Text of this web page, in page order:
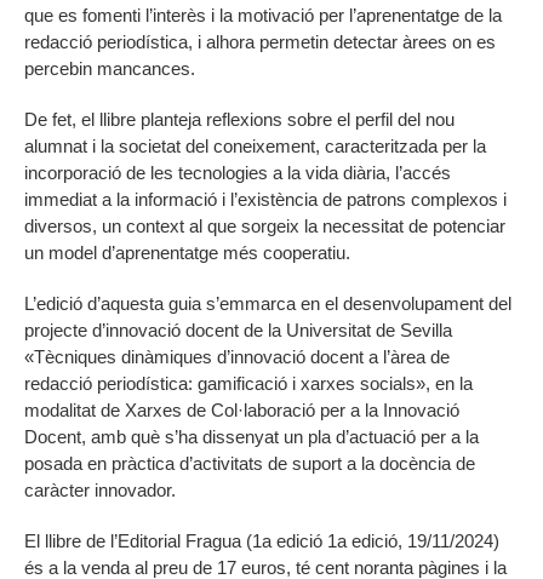
que es fomenti l’interès i la motivació per l’aprenentatge de la
redacció periodística, i alhora permetin detectar àrees on es
percebin mancances.
De fet, el llibre planteja reflexions sobre el perfil del nou
alumnat i la societat del coneixement, caracteritzada per la
incorporació de les tecnologies a la vida diària, l’accés
immediat a la informació i l’existència de patrons complexos i
diversos, un context al que sorgeix la necessitat de potenciar
un model d’aprenentatge més cooperatiu.
L’edició d’aquesta guia s’emmarca en el desenvolupament del
projecte d’innovació docent de la Universitat de Sevilla
«Tècniques dinàmiques d’innovació docent a l’àrea de
redacció periodística: gamificació i xarxes socials», en la
modalitat de Xarxes de Col·laboració per a la Innovació
Docent, amb què s’ha dissenyat un pla d’actuació per a la
posada en pràctica d’activitats de suport a la docència de
caràcter innovador.
El llibre de l’Editorial Fragua (1a edició 1a edició, 19/11/2024)
és a la venda al preu de 17 euros, té cent noranta pàgines i la